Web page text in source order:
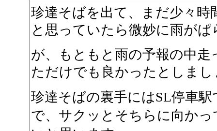
珍達そばを出て、まだ少々
と思っていたら微妙に雨が
が、もともと雨の予報の中
ただけでも良かったとしまし
珍達そばの裏手にはSL停車
で、サクッとそちらに向か